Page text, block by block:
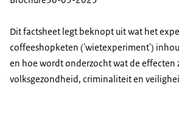
Dit factsheet legt beknopt uit wat het
coffeeshopketen ('wietexperiment')
en hoe wordt onderzocht wat de effecten
volksgezondheid, criminaliteit en